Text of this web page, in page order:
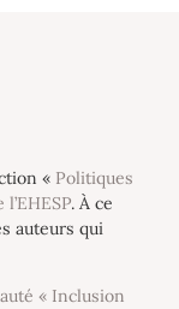
« Politiques
. À ce
auteurs qui
« Inclusion